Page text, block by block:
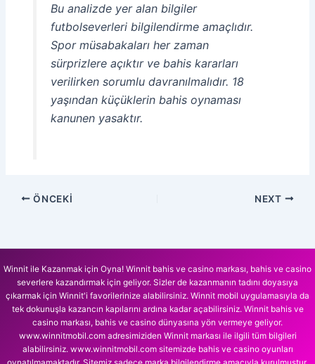
Bu analizde yer alan bilgiler
futbolseverleri bilgilendirme amaçlıdır.
Spor müsabakaları her zaman
sürprizlere açıktır ve bahis kararları
verilirken sorumlu davranılmalıdır. 18
yaşından küçüklerin bahis oynaması
kanunen yasaktır.
ÖNCEKI NEXT
Winnit ile Kazanmak için Oyna! Winnit bahis ve casino markası, bahis ve casino
severlere kazandırmak için geliyor. Sizler de kazanmanın tadını doyasıya
çıkarmak için Winnit'i favorilerinize alabilirsiniz. Winnit mobil uygulamasıyla da
tek dokunuşla kazancın kapılarını ardına kadar açabilirsiniz. Winnit bahis ve
casino markası, bahis ve casino dünyasına yön vermeye geliyor.
www.winnitmobil.com adresimiziden Winnit markası ile ilgili tüm bilgileri
alabilirsiniz. www.winnitmobil.com sitemizde bahis ve casino oyunları